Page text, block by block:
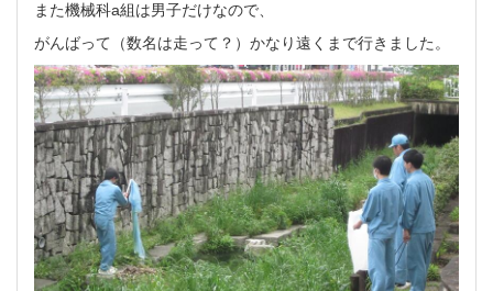
また機械科a組は男子だけなので、
がんばって（数名は走って？）かなり遠くまで行きました。